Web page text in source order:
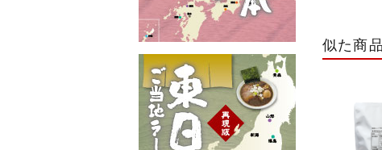
似た商